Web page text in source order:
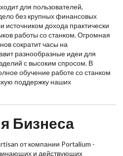
для пользователей,
без крупных финансовых
источником дохода практически
работы со станком. Огромная
сократит часы на
разнообразные идеи для
с высоким спросом. В
обучение работе со станком
поддержку наших
Бизнеса
от компании Portalium -
и действующих